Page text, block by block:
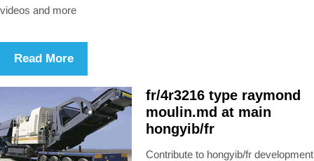
videos and more
Read More
fr/4r3216 type raymond
moulin.md at main
hongyib/fr
Contribute to hongyib/fr development